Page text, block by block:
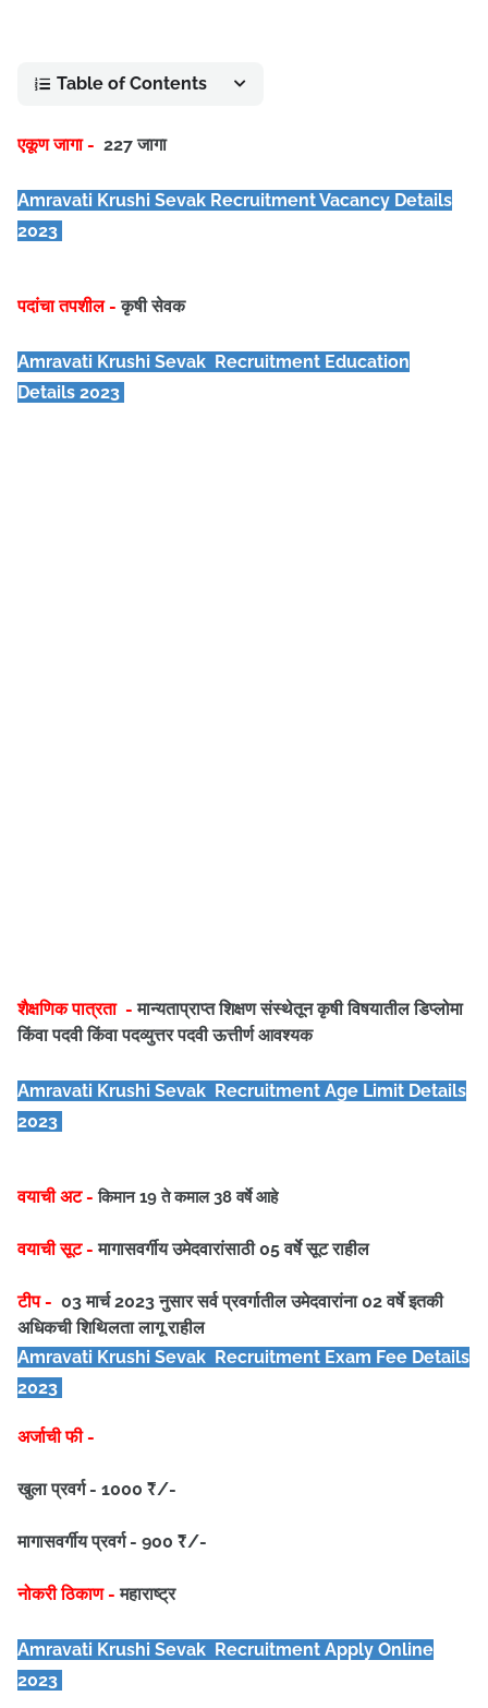
Table of Contents
एकूण जागा - 227 जागा
Amravati Krushi Sevak Recruitment Vacancy Details
2023
पदांचा तपशील - कृषी सेवक
Amravati Krushi Sevak Recruitment Education
Details 2023
शैक्षणिक पात्रता - मान्यताप्राप्त शिक्षण संस्थेतून कृषी विषयातील डिप्लोमा
किंवा पदवी किंवा पदव्युत्तर पदवी ऊत्तीर्ण आवश्यक
Amravati Krushi Sevak Recruitment Age Limit Details
2023
वयाची अट - किमान 19 ते कमाल 38 वर्षे आहे
वयाची सूट - मागासवर्गीय उमेदवारांसाठी 05वर्षे सूट राहील
टीप - 03 मार्च 2023 नुसार सर्व प्रवर्गातील उमेदवारांना 02 वर्षे इतकी
अधिकची शिथिलता लागू राहील
Amravati Krushi Sevak Recruitment Exam Fee Details
2023
अर्जाची फी -
खुला प्रवर्ग - 1000 ₹/-
मागासवर्गीय प्रवर्ग - 900 ₹/-
नोकरी ठिकाण - महाराष्ट्र
Amravati Krushi Sevak Recruitment Apply Online
2023